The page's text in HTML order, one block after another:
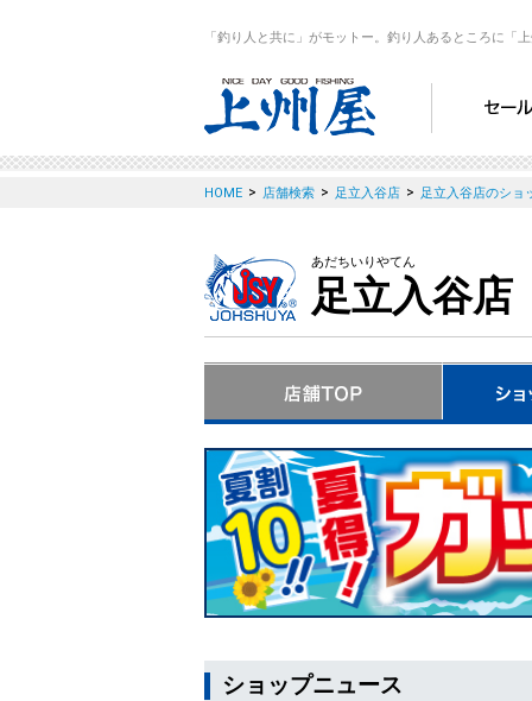
「釣り人と共に」がモットー。釣り人あるところに「
HOME > 店舗検索 > 足立入谷店 > 足立入谷店のショ
あだちいりやてん
足立入谷店
ショップニュース